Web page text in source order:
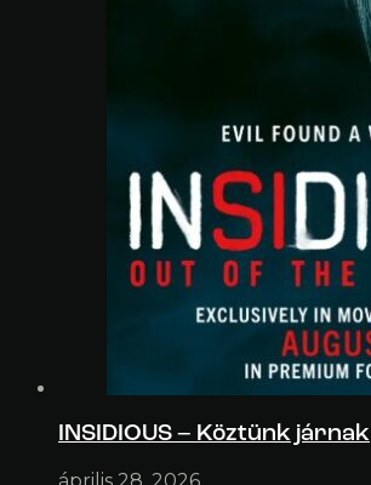
INSIDIOUS – Köztünk járnak